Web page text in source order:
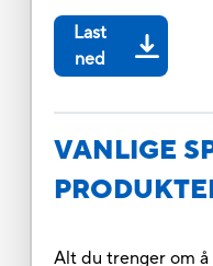
Last
ned
VANLIGE
Alt du trenger om